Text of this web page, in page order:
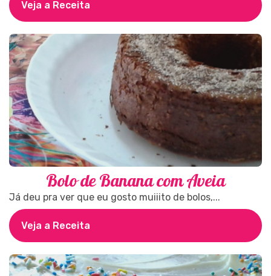
Veja a Receita
Bolo de Banana com Aveia
Já deu pra ver que eu gosto muiiito de bolos,...
Veja a Receita